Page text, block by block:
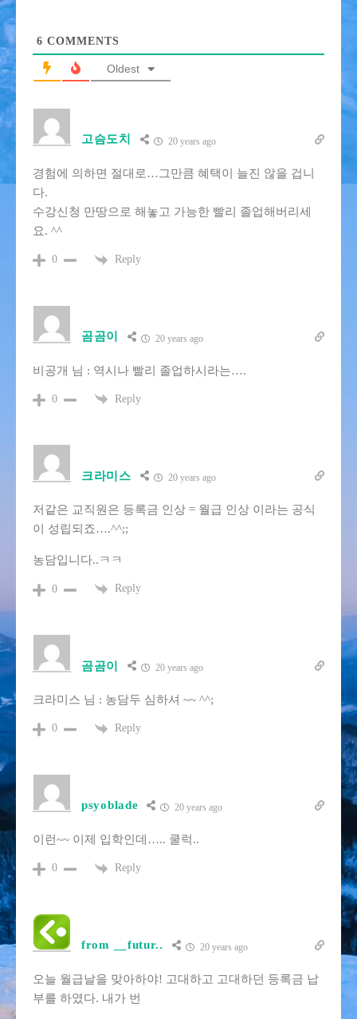
6 COMMENTS
Oldest
고슴도치 20 years ago
경험에 의하면 절대로…그만큼 혜택이 늘진 않을 겁니
다.
수강신청 만땅으로 해놓고 가능한 빨리 졸업해버리세
요. ^^
0 Reply
곰곰이 20 years ago
비공개 님 : 역시나 빨리 졸업하시라는….
0 Reply
크라미스 20 years ago
저같은 교직원은 등록금 인상 = 월급 인상 이라는 공식
이 성립되죠….^^;;
농담입니다..ㅋㅋ
0 Reply
곰곰이 20 years ago
크라미스 님 : 농담두 심하셔 ~~ ^^;
0 Reply
psyoblade 20 years ago
이런~~ 이제 입학인데….. 쿨럭..
0 Reply
from __futur.. 20 years ago
오늘 월급날을 맞아하야! 고대하고 고대하던 등록금 납
부를 하였다. 내가 번